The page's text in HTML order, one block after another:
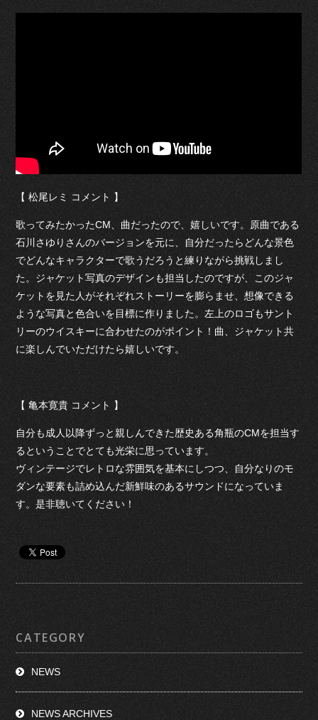
【 松尾レミ コメント 】
歌ってみたかったCM、曲だったので、嬉しいです。原曲である
石川さゆりさんのバージョンを元に、自分だったらどんな景色
でどんなキャラクターで歌うだろうと練りながら挑戦しまし
た。ジャケット写真のデザインも担当したのですが、このジャ
ケットを見た人がそれぞれストーリーを膨らませ、想像できる
ような写真と色合いを目標に作りました。左上のロゴもサント
リーのウイスキーに合わせたのがポイント！曲、ジャケット共
に楽しんでいただけたら嬉しいです。
【 亀本寛貴 コメント 】
自分も成人以降ずっと親しんできた歴史ある角瓶のCMを担当す
るということでとても光栄に思っています。
ヴィンテージでレトロな雰囲気を基本にしつつ、自分なりのモ
ダンな要素も詰め込んだ新鮮味のあるサウンドになっていま
す。是非聴いてください！
CATEGORY
NEWS
NEWS ARCHIVES